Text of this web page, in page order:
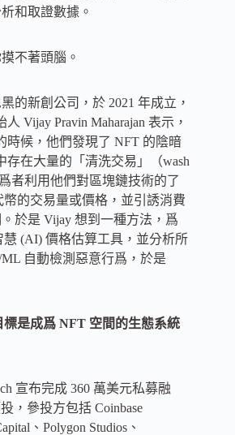
和取證數據。
不著頭腦。
的新創公司，於 2021 年成立，
Vijay Pravin Maharajan 表示，
時候，他們發現了 NFT 的陰暗
存在大量的「清洗交易」（wash
者利用他們對區塊鏈技術的了
的交易量或價格，並引誘消費
於是 Vijay 想到一種方法，爲
(AI) 價格估算工具，並分析所
自動檢測惡意行爲，於是
是成爲 NFT 空間的生態系統
宣布完成 360 萬美元私募融
，參投方包括 Coinbase
、Polygon Studios、